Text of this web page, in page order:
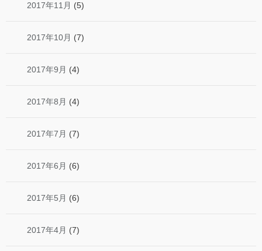
2017年11月 (5)
2017年10月 (7)
2017年9月 (4)
2017年8月 (4)
2017年7月 (7)
2017年6月 (6)
2017年5月 (6)
2017年4月 (7)